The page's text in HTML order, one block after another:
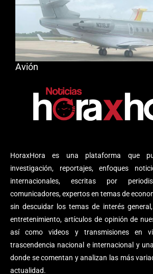
HoraxHora es una plataforma que
investigación, reportajes, enfoques
internacionales, escritas por
comunicadores, expertos en temas de
sin descuidar los temas de interés
entretenimiento, artículos de opinión de
así como videos y transmisiones en
trascendencia nacional e internacional y
donde se comentan y analizan las más
actualidad.
Avión